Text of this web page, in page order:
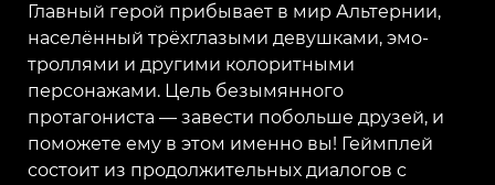
Главный герой прибывает в мир Альтернии,
населённый трёхглазыми девушками, эмо-
троллями и другими колоритными
персонажами. Цель безымянного
протагониста — завести побольше друзей, и
поможете ему в этом именно вы! Геймплей
состоит из продолжительных диалогов с